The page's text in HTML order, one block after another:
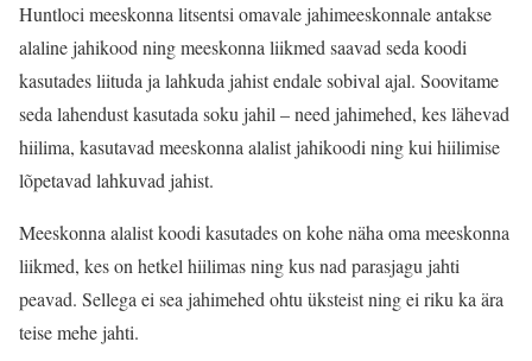
Huntloci meeskonna litsentsi omavale jahimeeskonnale antakse
alaline jahikood ning meeskonna liikmed saavad seda koodi
kasutades liituda ja lahkuda jahist endale sobival ajal. Soovitame
seda lahendust kasutada soku jahil – need jahimehed, kes lähevad
hiilima, kasutavad meeskonna alalist jahikoodi ning kui hiilimise
lõpetavad lahkuvad jahist.
Meeskonna alalist koodi kasutades on kohe näha oma meeskonna
liikmed, kes on hetkel hiilimas ning kus nad parasjagu jahti
peavad. Sellega ei sea jahimehed ohtu üksteist ning ei riku ka ära
teise mehe jahti.